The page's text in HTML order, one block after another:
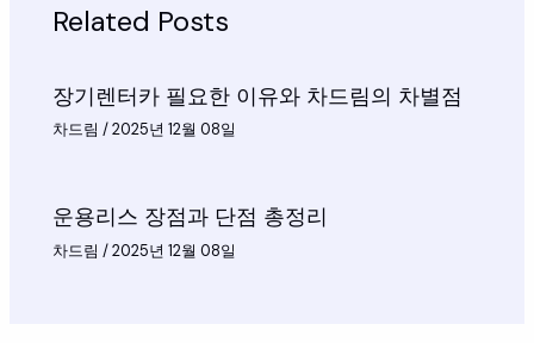
Related Posts
장기렌터카 필요한 이유와 차드림의 차별점
차드림 /2025년 12월 08일
운용리스 장점과 단점 총정리
차드림 /2025년 12월 08일